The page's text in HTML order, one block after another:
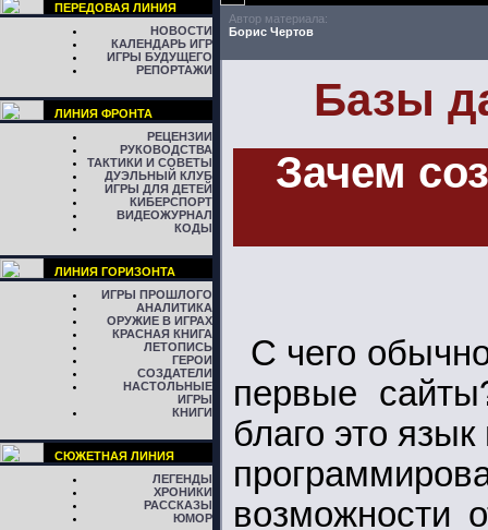
ПЕРЕДОВАЯ ЛИНИЯ
НОВОСТИ
КАЛЕНДАРЬ ИГР
ИГРЫ БУДУЩЕГО
РЕПОРТАЖИ
ЛИНИЯ ФРОНТА
РЕЦЕНЗИИ
РУКОВОДСТВА
ТАКТИКИ И СОВЕТЫ
ДУЭЛЬНЫЙ КЛУБ
ИГРЫ ДЛЯ ДЕТЕЙ
КИБЕРСПОРТ
ВИДЕОЖУРНАЛ
КОДЫ
ЛИНИЯ ГОРИЗОНТА
ИГРЫ ПРОШЛОГО
АНАЛИТИКА
ОРУЖИЕ В ИГРАХ
КРАСНАЯ КНИГА
ЛЕТОПИСЬ
ГЕРОИ
СОЗДАТЕЛИ
НАСТОЛЬНЫЕ
ИГРЫ
КНИГИ
СЮЖЕТНАЯ ЛИНИЯ
ЛЕГЕНДЫ
ХРОНИКИ
РАССКАЗЫ
ЮМОР
Автор материала:
Борис Чертов
Базы
Зачем
С чего
первые
благо это
возможности